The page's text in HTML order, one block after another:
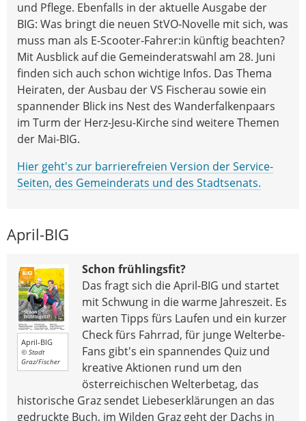
und Pflege. Ebenfalls in der aktuelle Ausgabe der
BIG: Was bringt die neuen StVO-Novelle mit sich, was
muss man als E-Scooter-Fahrer:in künftig beachten?
Mit Ausblick auf die Gemeinderatswahl am 28. Juni
finden sich auch schon wichtige Infos. Das Thema
Heiraten, der Ausbau der VS Fischerau sowie ein
spannender Blick ins Nest des Wanderfalkenpaars
im Turm der Herz-Jesu-Kirche sind weitere Themen
der Mai-BIG.
Hier geht's zur barrierefreien Version der Service-
Seiten, des Gemeinderats und des Stadtsenats.
April-BIG
April-BIG
© Stadt
Graz/Fischer
Schon frühlingsfit?
Das fragt sich die April-BIG und startet
mit Schwung in die warme Jahreszeit. Es
warten Tipps fürs Laufen und ein kurzer
Check fürs Fahrrad, für junge Welterbe-
Fans gibt's ein spannendes Quiz und
kreative Aktionen rund um den
österreichischen Welterbetag, das
historische Graz sendet Liebeserklärungen an das
gedruckte Buch, im Wilden Graz geht der Dachs in